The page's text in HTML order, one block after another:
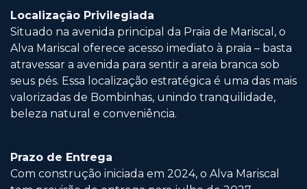
Localização Privilegiada
Situado na avenida principal da Praia de Mariscal, o
Alva Mariscal oferece acesso imediato à praia – basta
atravessar a avenida para sentir a areia branca sob
seus pés. Essa localização estratégica é uma das mais
valorizadas de Bombinhas, unindo tranquilidade,
beleza natural e conveniência.
Prazo de Entrega
Com construção iniciada em 2024, o Alva Mariscal